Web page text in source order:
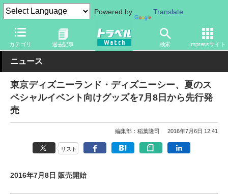
Powered by Translate
カテゴリ 過去記事 検索 Impressサイト
トラベル Watch 旅の情報 観光地 ディズニーリゾート
ニュース
東京ディズニーランド・ディズニーシー、夏のス
ペシャルイベント向けグッズを7月8日から先行発
売
編集部：稲葉隆司 2016年7月6日 12:41
リスト
2016年7月8日 販売開始